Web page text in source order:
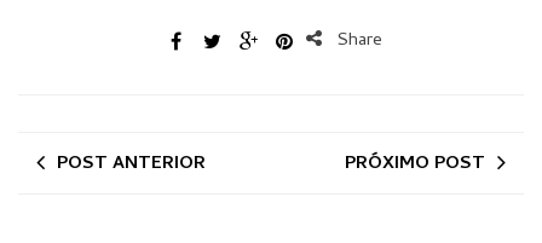
Share
POST ANTERIOR PRÓXIMO POST